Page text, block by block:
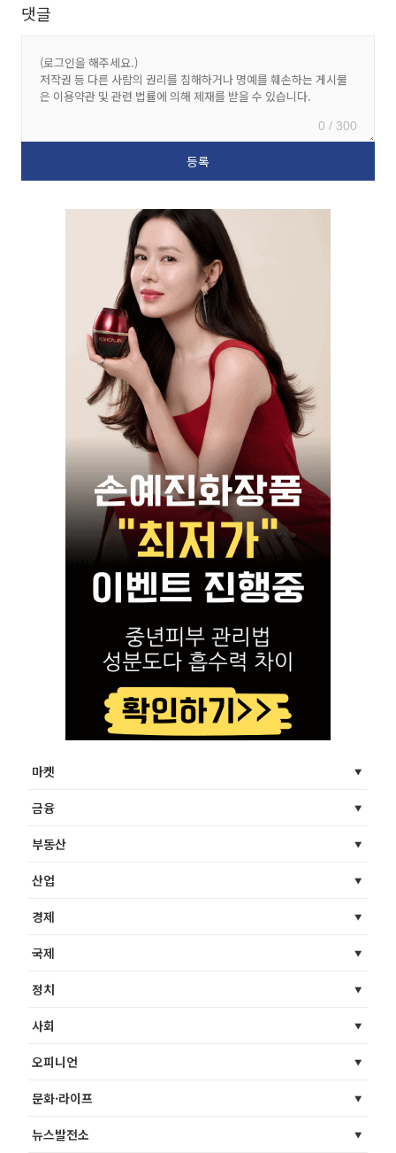
댓글
0 / 300
마켓
금융
부동산
산업
경제
국제
정치
사회
오피니언
문화·라이프
뉴스발전소